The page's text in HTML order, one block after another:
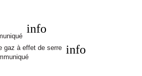
info
gaz à effet de serre info